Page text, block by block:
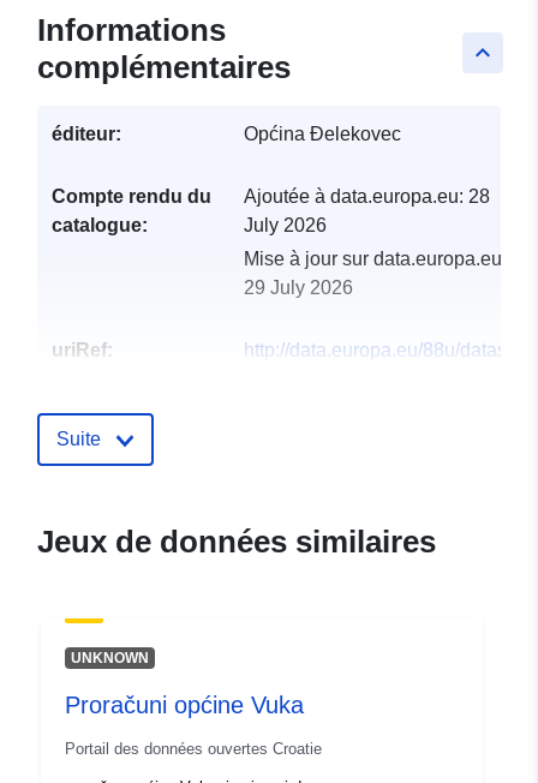
keyboard_arrow_up
Informations
complémentaires
éditeur: Općina Đelekovec
Compte rendu du
catalogue:
Ajoutée à data.europa.eu: 28
July 2026
Mise à jour sur data.europa.eu:
29 July 2026
uriRef:
http://data.europa.eu/88u/dataset/
Suite
Jeux de données similaires
UNKNOWN
Proračuni općine Vuka
Portail des données ouvertes Croatie